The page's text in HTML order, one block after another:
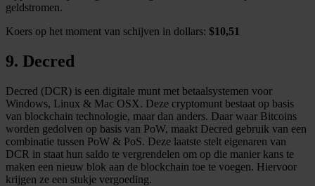
personaliseren, om functies voor social media te bieden
en om ons websiteverkeer te analyseren. Ook delen we
partners voor social media, adverteren en analyse. Deze
informatie die u aan ze heeft verstrekt of die ze hebben
verzameld op basis van uw gebruik van hun services.
geldstromen.
Koers op het moment van schijven in dollars: $10,51
9. Decred
Decred (DCR) is een digitale munt met betaalsystemen voor
Windows, Linux & Mac OSX. Deze cryptomunt bestaat op basis
van blockchain technologie, maar dan anders. Daar waar Bitcoins
worden gedolven op basis van PoW, maakt Decred gebruik van een
combinatie tussen PoW & PoS. Deze laatste stelt eigenaren van
DCR in staat hun saldo te vergrendelen om op die manier kans te
maken een nieuw blok aan de blockchain toe te voegen. Hiervoor
krijgen ze een stukje vergoeding.